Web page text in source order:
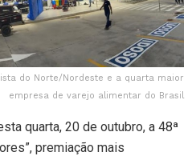
do Norte/Nordeste e a quarta maior
empresa de varejo alimentar do Brasil
quarta, 20 de outubro, a 48ª
premiação mais